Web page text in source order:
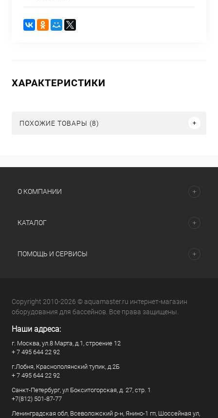
ХАРАКТЕРИСТИКИ
ПОХОЖИЕ ТОВАРЫ (8)
О КОМПАНИИ
КАТАЛОГ
ПОМОЩЬ И СЕРВИСЫ
Copyright 2010-2026 © aquamaster.ru интернет-магазин
оборудования для бассейнов. Все права защищены.
Наши адреса:
г. Москва, ул.8 Марта, д.1, строение 12
+ 7 495 644 22 92
г.Лобня, Краснополянский тупик, д.2Б
+ 7 495 644 22 92
Санкт-Петербург, ул Бокситогорская, д. 27, стр. 1
+7(812) 501-87-77
Ленинградская обл, Всеволожский р-н, Янино-1 гп, Шоссейная ул,